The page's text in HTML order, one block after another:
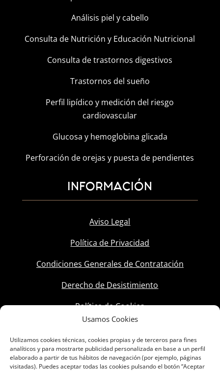
Usamos Cookies
Utilizamos cookies técnicas, cookies propias y de terceros para fines
analíticos y para mostrarte publicidad personalizada en base a un perfil
elaborado a partir de tus hábitos de navegación (por ejemplo, páginas
visitadas). Puedes aceptar todas las cookies pulsando el botón “Aceptar
Análisis piel y cabello
Consulta de Nutrición y Educación Nutricional
Consulta de trastornos digestivos
Trastornos del sueño
Perfil lipídico y medición del riesgo
cardiovascular
Glucosa y hemoglobina glicada
Perforación de orejas y puesta de pendientes
INFORMACIÓN
Aviso Legal
Política de Privacidad
Condiciones Generales de Contratación
Derecho de Desistimiento
Política de Cookies